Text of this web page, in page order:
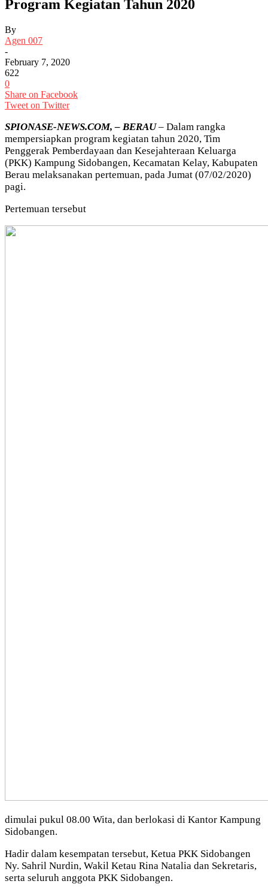
Program Kegiatan Tahun 2020
By
Agen 007
-
February 7, 2020
622
0
Share on Facebook
Tweet on Twitter
SPIONASE-NEWS.COM, – BERAU– Dalam rangka
mempersiapkan program kegiatan tahun 2020, Tim
Penggerak Pemberdayaan dan Kesejahteraan Keluarga
(PKK) Kampung Sidobangen, Kecamatan Kelay, Kabupaten
Berau melaksanakan pertemuan, pada Jumat (07/02/2020)
pagi.
Pertemuan tersebut
dimulai pukul 08.00 Wita, dan berlokasi di Kantor Kampung
Sidobangen.
Hadir dalam kesempatan tersebut, Ketua PKK Sidobangen
Ny. Sahril Nurdin, Wakil Ketau Rina Natalia dan Sekretaris,
serta seluruh anggota PKK Sidobangen.